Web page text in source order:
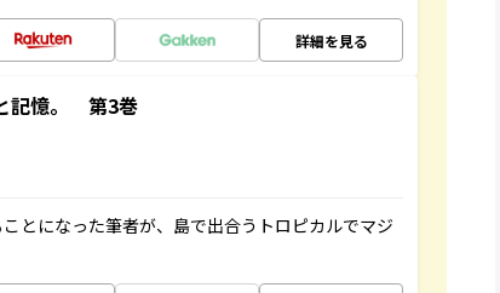
詳細を見る
記憶。 第3巻
とになった筆者が、島で出合うトロピカルでマジ